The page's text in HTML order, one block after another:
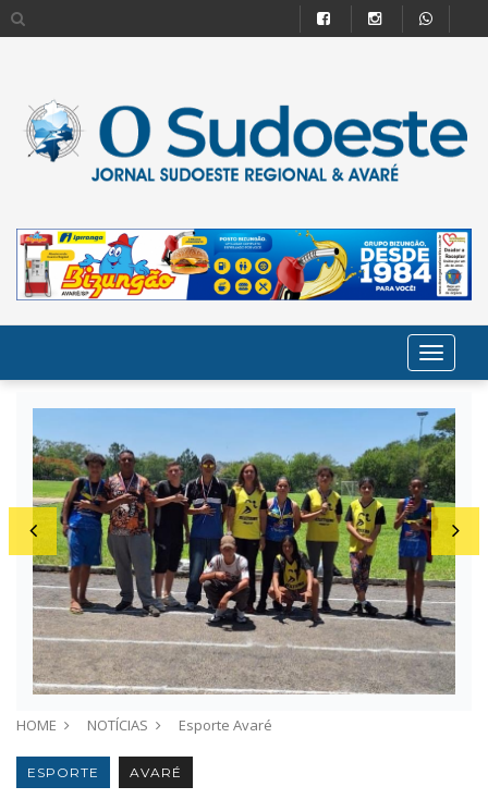
HOME NOTÍCIAS Esporte Avaré
ESPORTE AVARÉ